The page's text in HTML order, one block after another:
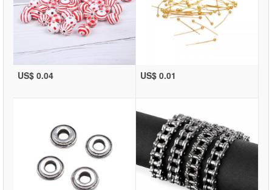
US$ 0.04 US$ 0.01